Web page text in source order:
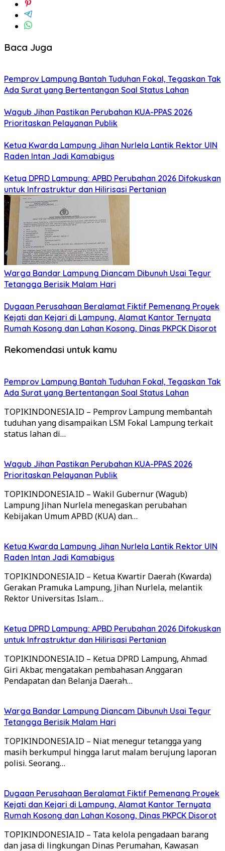
Baca Juga
Pemprov Lampung Bantah Tuduhan Fokal, Tegaskan Tak
Ada Surat yang Bertentangan Soal Status Lahan
Wagub Jihan Pastikan Perubahan KUA-PPAS 2026
Prioritaskan Pelayanan Publik
Ketua Kwarda Lampung Jihan Nurlela Lantik Rektor UIN
Raden Intan Jadi Kamabigus
Ketua DPRD Lampung: APBD Perubahan 2026 Difokuskan
untuk Infrastruktur dan Hilirisasi Pertanian
Warga Bandar Lampung Diancam Dibunuh Usai Tegur
Tetangga Berisik Malam Hari
Dugaan Perusahaan Beralamat Fiktif Pemenang Proyek
Kejati dan Kejari di Lampung, Alamat Kantor Ternyata
Rumah Kosong dan Lahan Kosong, Dinas PKPCK Disorot
Rekomendasi untuk kamu
Pemprov Lampung Bantah Tuduhan Fokal, Tegaskan Tak
Ada Surat yang Bertentangan Soal Status Lahan
TOPIKINDONESIA.ID – Pemprov Lampung membantah
tuduhan yang disampaikan LSM Fokal Lampung terkait
status lahan di…
Wagub Jihan Pastikan Perubahan KUA-PPAS 2026
Prioritaskan Pelayanan Publik
TOPIKINDONESIA.ID – Wakil Gubernur (Wagub)
Lampung Jihan Nurlela menegaskan perubahan
Kebijakan Umum APBD (KUA) dan…
Ketua Kwarda Lampung Jihan Nurlela Lantik Rektor UIN
Raden Intan Jadi Kamabigus
TOPIKINDONESIA.ID – Ketua Kwartir Daerah (Kwarda)
Gerakan Pramuka Lampung, Jihan Nurlela, melantik
Rektor Universitas Islam…
Ketua DPRD Lampung: APBD Perubahan 2026 Difokuskan
untuk Infrastruktur dan Hilirisasi Pertanian
TOPIKINDONESIA.ID – Ketua DPRD Lampung, Ahmad
Giri Akbar, mengatakan pembahasan Anggaran
Pendapatan dan Belanja Daerah…
Warga Bandar Lampung Diancam Dibunuh Usai Tegur
Tetangga Berisik Malam Hari
TOPIKINDONESIA.ID – Niat menegur tetangga yang
masih berkumpul hingga larut malam berujung laporan
polisi. Seorang…
Dugaan Perusahaan Beralamat Fiktif Pemenang Proyek
Kejati dan Kejari di Lampung, Alamat Kantor Ternyata
Rumah Kosong dan Lahan Kosong, Dinas PKPCK Disorot
TOPIKINDONESIA.ID – Tata kelola pengadaan barang
dan jasa di lingkungan Dinas Perumahan, Kawasan